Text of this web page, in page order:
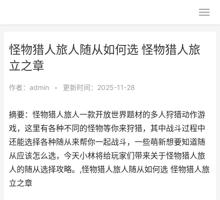
怪物猎人旅人随从如何选 怪物猎人旅
立之章
作者： admin • 更新时间：2025-11-28
摘要：怪物猎人旅人一款开放世界题材的多人狩猎动作游
戏，这里有各种不同的怪物等你来狩猎，其中战斗过程中
还能选择各种随从来帮你一起战斗，一些萌新想要知道随
从应该怎么选，今天小林将给玩家们带来关于怪物猎人旅
人的随从选择攻略。,怪物猎人旅人随从如何选 怪物猎人旅
立之章